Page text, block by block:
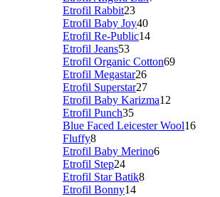
Etrofil Rabbit23
Etrofil Baby Joy40
Etrofil Re-Public14
Etrofil Jeans53
Etrofil Organic Cotton69
Etrofil Megastar26
Etrofil Superstar27
Etrofil Baby Karizma12
Etrofil Punch35
Blue Faced Leicester Wool16
Fluffy8
Etrofil Baby Merino6
Etrofil Step24
Etrofil Star Batik8
Etrofil Bonny14